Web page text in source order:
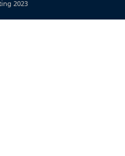
2023